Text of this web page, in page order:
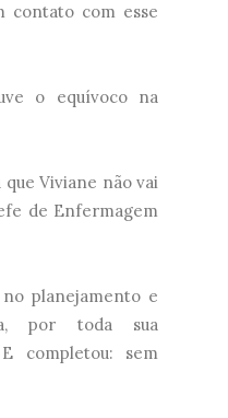
contato com esse
o equívoco na
Viviane não vai
de Enfermagem
planejamento e
por toda sua
completou: sem